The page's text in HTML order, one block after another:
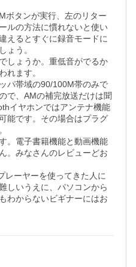
ボタンが実行、左のリター
ルの方法に慣れないと使い
えるとすぐに録音モードに
ょう。
しょうか。重低音がでるか
れます。
パ帯域の90/100M帯のみで
で、AMの補完放送だけは聞
イヤホンではアンテナ機能
能です。その場合はプラグ
。電子書籍機能と動画機能
。みなさんのレビューどお
レーヤーを使ってきた人に
しいうえに、パソコンから
わからないビギナーにはお